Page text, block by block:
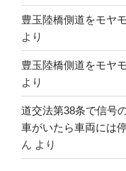
豊玉陸橋側道をモヤ
より
豊玉陸橋側道をモヤ
より
道交法第38条で信号
車がいたら車両には
ん より